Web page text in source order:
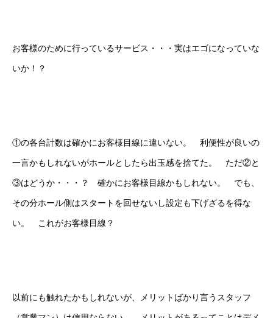
お客様のために行っているサービス・・・実はエゴになっていな
いか！？
①の各台計数は確かにお客様目線に違いない。 利便性が良いの
一言かもしれないがホールとしたら出玉感を捨てた。 ただ②と
③はどうか・・・？ 確かにお客様目線かもしれない。 でも、
その分ホール側はスタートを回せないし設定も下げざるを得な
い。 これがお客様目線？
以前にも触れたかもしれないが、メリットばかり言うスタッフ